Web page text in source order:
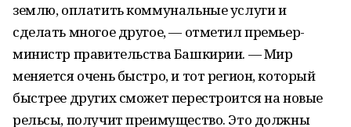
землю, оплатить коммунальные услуги и
сделать многое другое, — отметил премьер-
министр правительства Башкирии. — Мир
меняется очень быстро, и тот регион, который
быстрее других сможет перестроится на новые
рельсы, получит преимущество. Это должны